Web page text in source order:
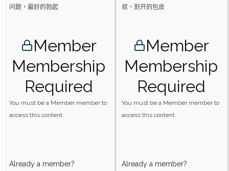
问题，最好的勃起
Member
Membership
Required
You must be a Member member to
access this content.
Already a member?
叔，割开的包皮
Member
Membership
Required
You must be a Member member to
access this content.
Already a member?